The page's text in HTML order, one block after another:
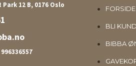
12 B, 0176 Oslo
996336557
FORSIDE
BLI
BIBBA